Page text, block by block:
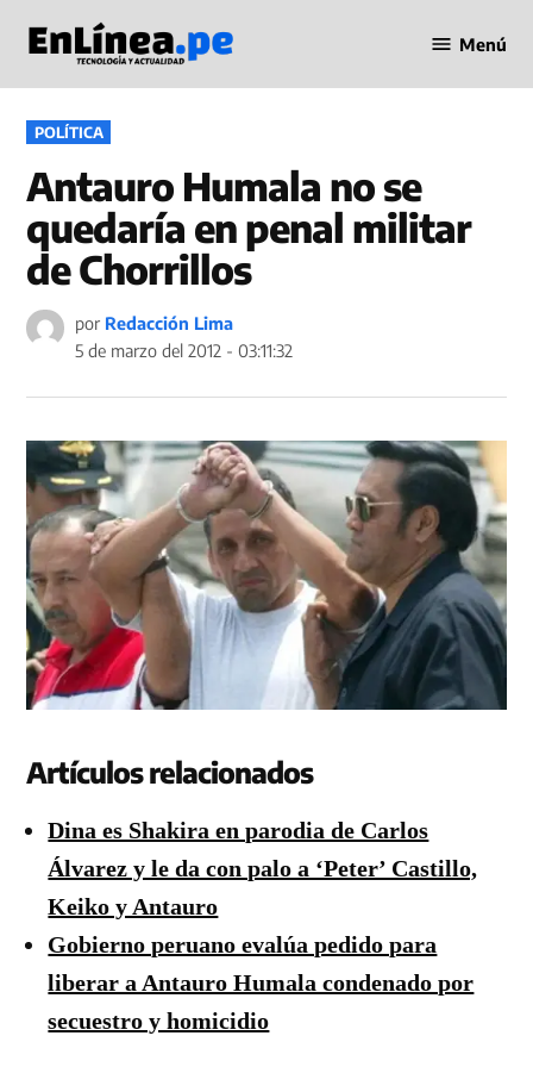
contenido
en Línea
Menú
PUBLICADO
EN
POLÍTICA
Antauro Humala no se
quedaría en penal militar
de Chorrillos
por Redacción Lima
5 de marzo del 2012 - 03:11:32
Artículos relacionados
Dina es Shakira en parodia de Carlos
Álvarez y le da con palo a ‘Peter’ Castillo,
Keiko y Antauro
Gobierno peruano evalúa pedido para
liberar a Antauro Humala condenado por
secuestro y homicidio